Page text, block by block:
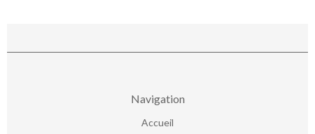
Navigation
Accueil